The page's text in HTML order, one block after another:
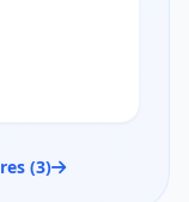
(3)